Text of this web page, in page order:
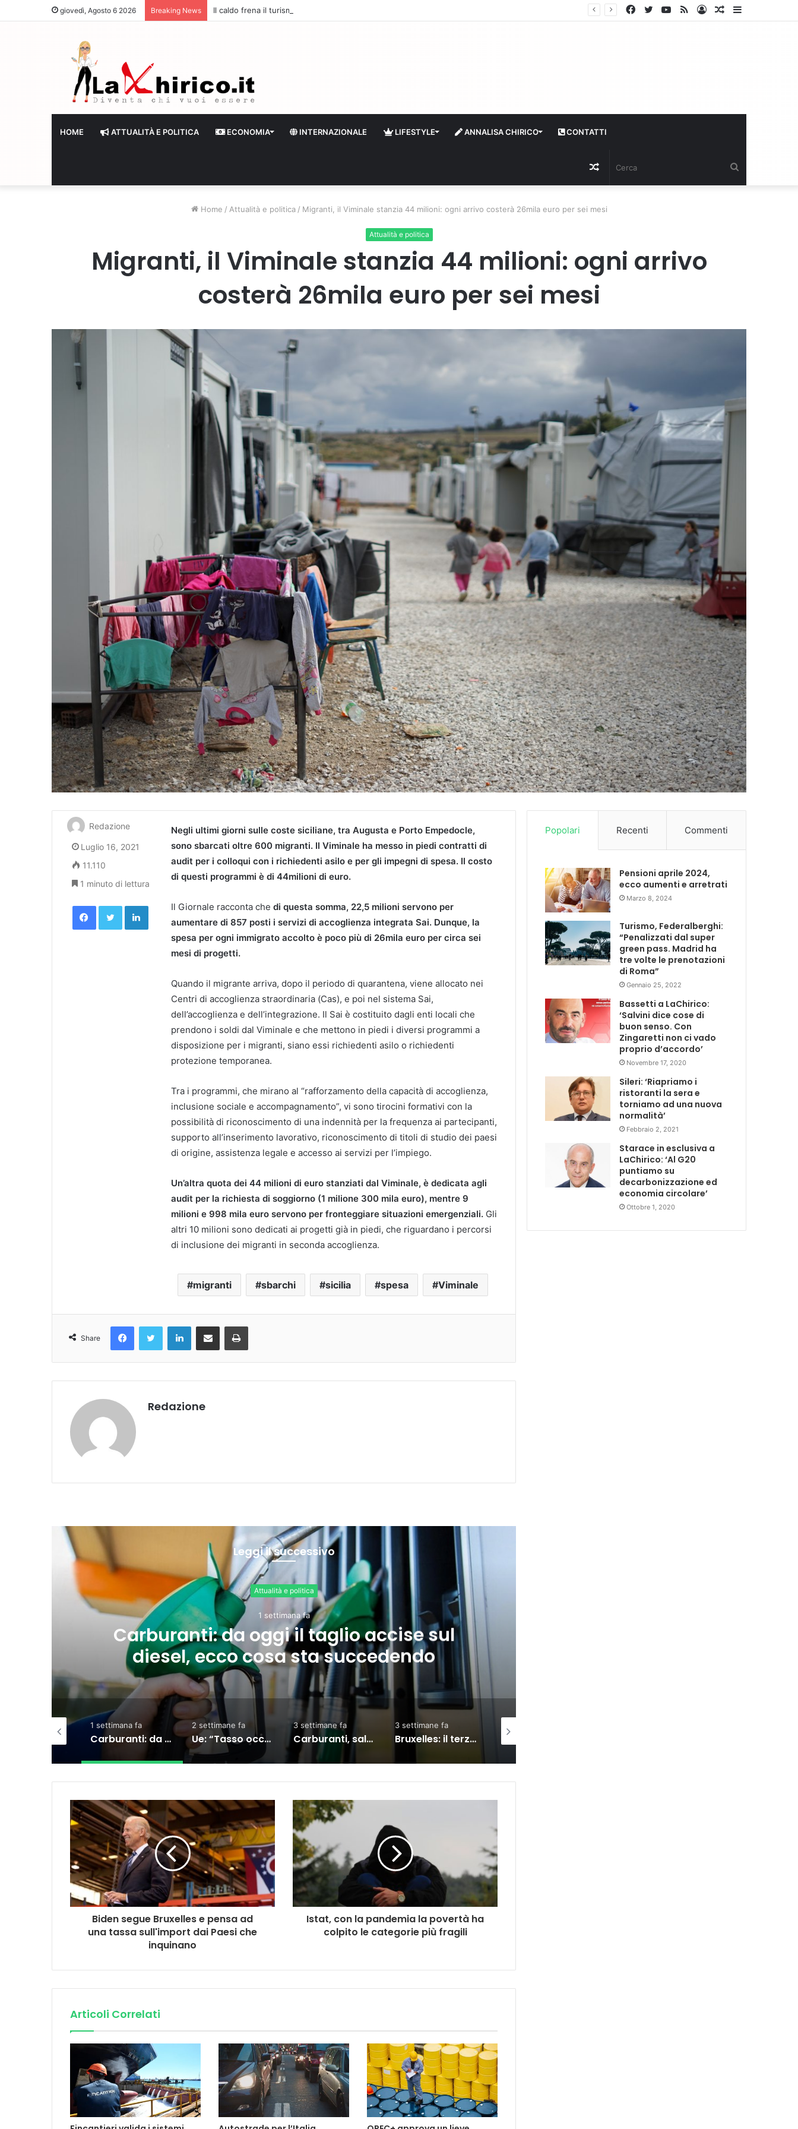
giovedì, Agosto 6 2026 Breaking News Il caldo frena il turismo a Firenze: una prima ripresa solo a settembre
Articolo
Log
RSS
YouTube
Twitter
Facebook
HOME ATTUALITÀ E POLITICA ECONOMIA INTERNAZIONALE LIFESTYLE ANNALISA CHIRICO CONTATTI
Articolo
casuale
Home / Attualità e politica / Migranti, il Viminale stanzia 44 milioni: ogni arrivo costerà 26mila euro per sei mesi
Attualità e politica
Migranti, il Viminale stanzia 44 milioni: ogni arrivo
costerà 26mila euro per sei mesi
Negli ultimi giorni sulle coste siciliane, tra Augusta e Porto Empedocle,
sono sbarcati oltre 600 migranti. Il Viminale ha messo in piedi contratti di
audit per i colloqui con i richiedenti asilo e per gli impegni di spesa. Il costo
di questi programmi è di 44milioni di euro.
Il Giornale racconta che di questa somma, 22,5 milioni servono per
aumentare di 857 posti i servizi di accoglienza integrata Sai. Dunque, la
spesa per ogni immigrato accolto è poco più di 26mila euro per circa sei
mesi di progetti.
Quando il migrante arriva, dopo il periodo di quarantena, viene allocato nei
Centri di accoglienza straordinaria (Cas), e poi nel sistema Sai,
dell’accoglienza e dell’integrazione. Il Sai è costituito dagli enti locali che
prendono i soldi dal Viminale e che mettono in piedi i diversi programmi a
disposizione per i migranti, siano essi richiedenti asilo o richiedenti
protezione temporanea.
Tra i programmi, che mirano al “rafforzamento della capacità di accoglienza,
inclusione sociale e accompagnamento”, vi sono tirocini formativi con la
possibilità di riconoscimento di una indennità per la frequenza ai partecipanti,
supporto all’inserimento lavorativo, riconoscimento di titoli di studio dei paesi
di origine, assistenza legale e accesso ai servizi per l’impiego.
Un’altra quota dei 44 milioni di euro stanziati dal Viminale, è dedicata agli
audit per la richiesta di soggiorno (1 milione 300 mila euro), mentre 9
milioni e 998 mila euro servono per fronteggiare situazioni emergenziali. Gli
altri 10 milioni sono dedicati ai progetti già in piedi, che riguardano i percorsi
di inclusione dei migranti in seconda accoglienza.
migranti sbarchi sicilia spesa Viminale
Redazione
Luglio 16, 2021
11.110
1 minuto di lettura
Facebook Twitter LinkedIn
Share
Redazione
Leggi il successivo
Economia
2 settimane fa
Ue: “Tasso occupazione al 76,3%, ma
indietro su formazione e povertà”
2 settimane fa
Ue: “Tasso occupazione al 76,3%, ma indietro su formazione e povertà”
3 settimane fa 3 settimane fa 2 giorni fa
Biden segue Bruxelles e pensa ad
una tassa sull'import dai Paesi che
inquinano
Istat, con la pandemia la povertà ha
colpito le categorie più fragili
Articoli Correlati
Popolari Recenti Commenti
Pensioni aprile 2024,
ecco aumenti e arretrati
Marzo 8, 2024
Turismo, Federalberghi:
“Penalizzati dal super
green pass. Madrid ha
tre volte le prenotazioni
di Roma”
Gennaio 25, 2022
Bassetti a LaChirico:
‘Salvini dice cose di
buon senso. Con
Zingaretti non ci vado
proprio d’accordo’
Novembre 17, 2020
Sileri: ‘Riapriamo i
ristoranti la sera e
torniamo ad una nuova
normalità’
Febbraio 2, 2021
Starace in esclusiva a
LaChirico: ‘Al G20
puntiamo su
decarbonizzazione ed
economia circolare’
Ottobre 1, 2020